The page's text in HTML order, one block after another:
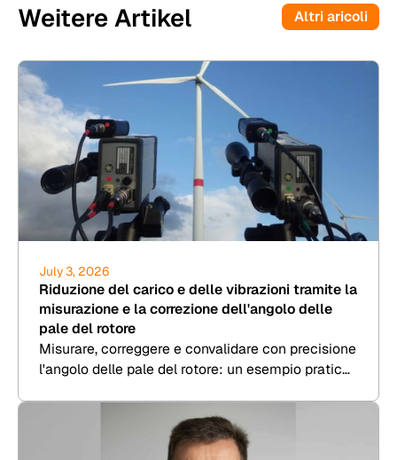
Weitere Artikel Altri aricoli
July 3, 2026
Riduzione del carico e delle vibrazioni tramite la
misurazione e la correzione dell'angolo delle
pale del rotore
Misurare, correggere e convalidare con precisione
l'angolo delle pale del rotore: un esempio pratico